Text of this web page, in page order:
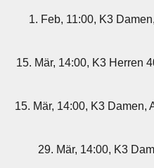
1. Feb, 11:00, K3
15. Mär, 14:00, K3 Herren
15. Mär, 14:00, K3 Damen,
29. Mär, 14:00, K3